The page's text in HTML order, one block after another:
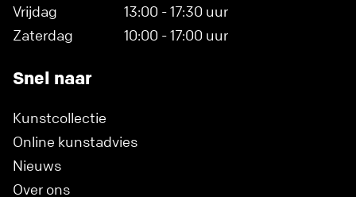
Vrijdag
13:00 - 17:30 uur
Zaterdag
10:00 - 17:00 uur
Snel naar
Kunstcollectie
Online kunstadvies
Nieuws
Over ons